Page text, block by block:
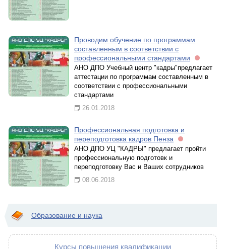
Проводим обучение по программам
составленным в соответствии с
профессиональными стандартами
АНО ДПО Учебный центр "кадры"предлагает
аттестации по программам составленным в
соответствии с профессиональными
стандартами
26.01.2018
Профессиональная подготовка и
переподготовка кадров Пенза
АНО ДПО УЦ "КАДРЫ" предлагает пройти
профессиональную подготовк и
переподготовку Вас и Ваших сотрудников
08.06.2018
Образование и наука
Курсы повышения квалификации